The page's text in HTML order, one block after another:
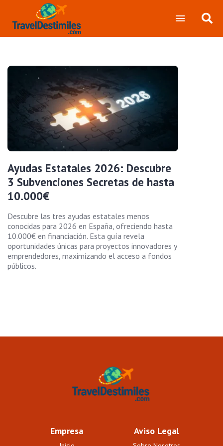
Ayudas Estatales 2026: Descubre
3 Subvenciones Secretas de hasta
10.000€
Descubre las tres ayudas estatales menos
conocidas para 2026 en España, ofreciendo hasta
10.000€ en financiación. Esta guía revela
oportunidades únicas para proyectos innovadores y
emprendedores, maximizando el acceso a fondos
públicos.
Empresa Aviso Legal